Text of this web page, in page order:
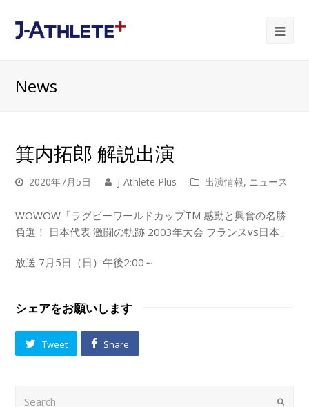
News
箕内拓郎 解説出演
2020年7月5日 J-Athlete Plus 出演情報, ニュース
WOWOW「ラグビーワールドカップTM 感動と興奮の名勝
負選！ 日本代表 激闘の軌跡 2003年大会 フランスvs日本」
放送 7月5日（日）午後2:00～
シェアをお願いします
Tweet Share
Submit